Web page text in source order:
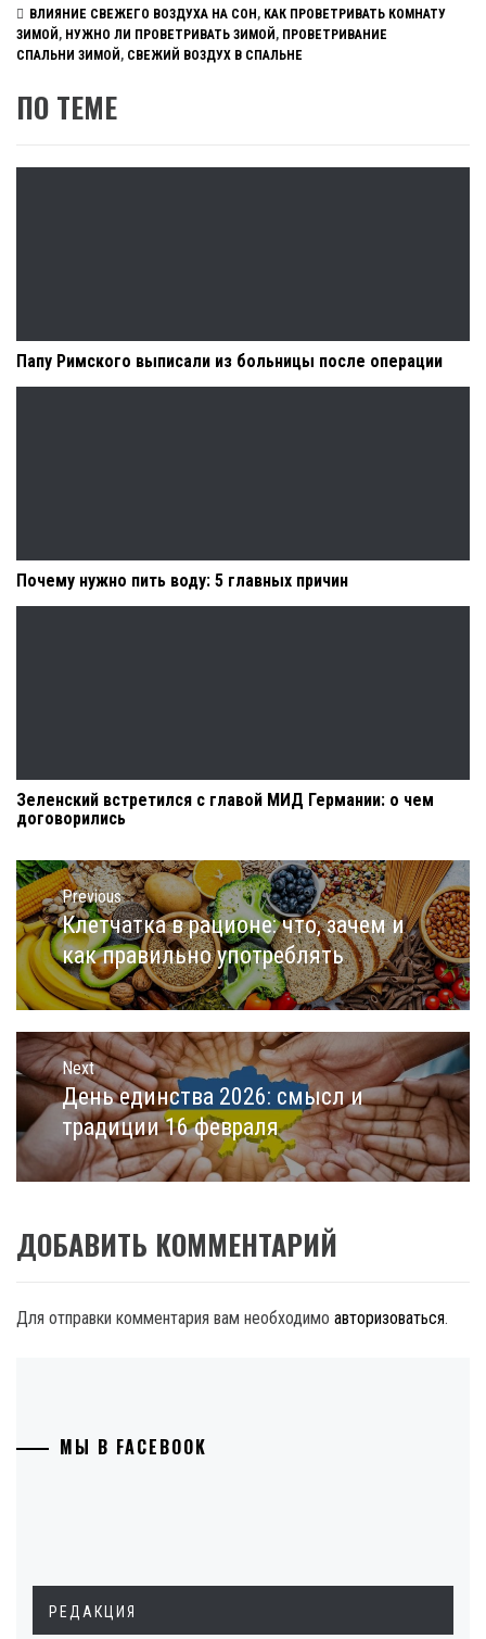
ВЛИЯНИЕ СВЕЖЕГО ВОЗДУХА НА СОН, КАК ПРОВЕТРИВАТЬ КОМНАТУ
ЗИМОЙ , НУЖНО ЛИ ПРОВЕТРИВАТЬ ЗИМОЙ , ПРОВЕТРИВАНИЕ
СПАЛЬНИ ЗИМОЙ , СВЕЖИЙ ВОЗДУХ В СПАЛЬНЕ
ПО ТЕМЕ
Папу Римского выписали из больницы после операции
Почему нужно пить воду: 5 главных причин
Зеленский встретился с главой МИД Германии: о чем
договорились
Навигация
по
записям
Previous
Previous
post:
Клетчатка в рационе: что, зачем и
как правильно употреблять
Next
Next
post:
День единства 2026: смысл и
традиции 16 февраля
ДОБАВИТЬ КОММЕНТАРИЙ
Для отправки комментария вам необходимо авторизоваться.
МЫ В FACEBOOK
РЕДАКЦИЯ